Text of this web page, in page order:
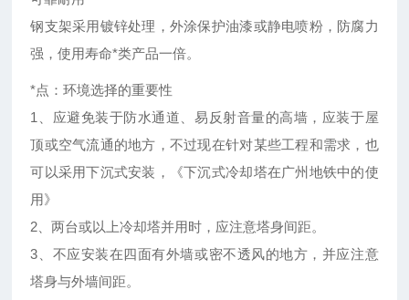
钢支架采用镀锌处理，外涂保护油漆或静电喷粉，防腐力
强，使用寿命*类产品一倍。
*点：环境选择的重要性
1、应避免装于防水通道、易反射音量的高墙，应装于屋
顶或空气流通的地方，不过现在针对某些工程和需求，也
可以采用下沉式安装，《下沉式冷却塔在广州地铁中的使
用》
2、两台或以上冷却塔并用时，应注意塔身间距。
3、不应安装在四面有外墙或密不透风的地方，并应注意
塔身与外墙间距。